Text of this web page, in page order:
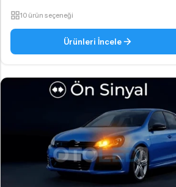
10 ürün seçeneği
Ürünleri İncele